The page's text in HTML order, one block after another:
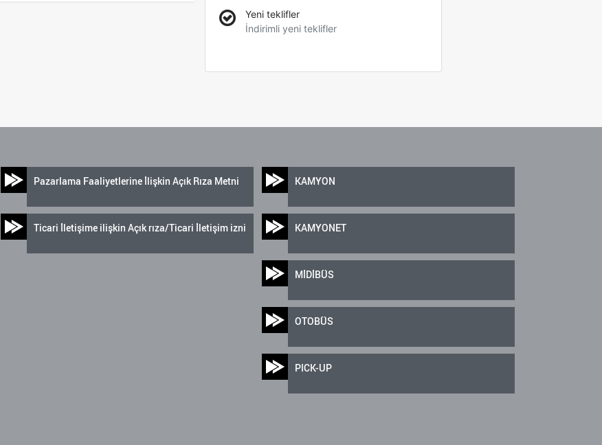
Yeni teklifler
İndirimli yeni teklifler
Pazarlama Faaliyetlerine İlişkin Açık Rıza Metni
Ticari İletişime ilişkin Açık rıza/Ticari İletişim izni
KAMYON
KAMYONET
MİDİBÜS
OTOBÜS
PICK-UP